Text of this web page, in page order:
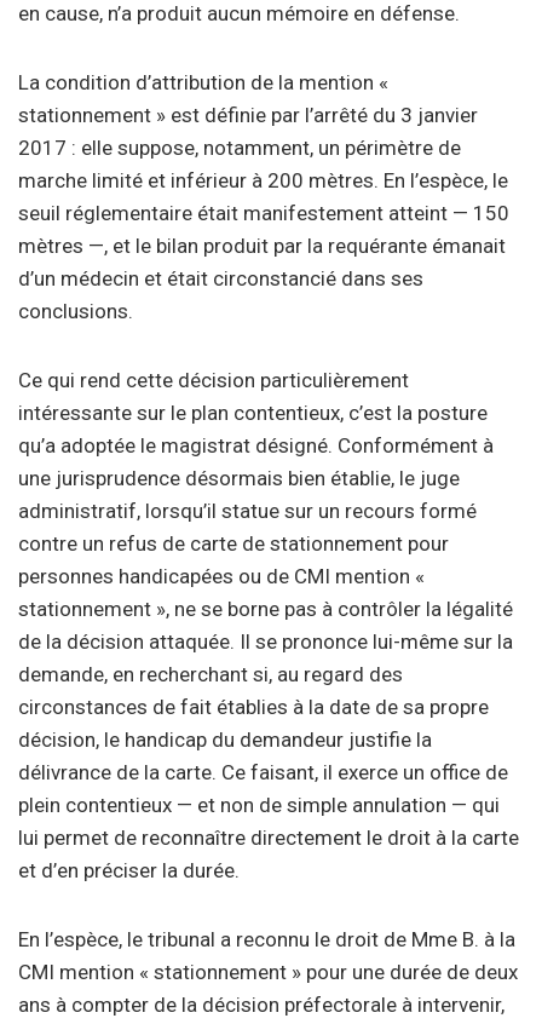
en cause, n’a produit aucun mémoire en défense.
La condition d’attribution de la mention «
stationnement » est définie par l’arrêté du 3 janvier
2017 : elle suppose, notamment, un périmètre de
marche limité et inférieur à 200 mètres. En l’espèce, le
seuil réglementaire était manifestement atteint — 150
mètres —, et le bilan produit par la requérante émanait
d’un médecin et était circonstancié dans ses
conclusions.
Ce qui rend cette décision particulièrement
intéressante sur le plan contentieux, c’est la posture
qu’a adoptée le magistrat désigné. Conformément à
une jurisprudence désormais bien établie, le juge
administratif, lorsqu’il statue sur un recours formé
contre un refus de carte de stationnement pour
personnes handicapées ou de CMI mention «
stationnement », ne se borne pas à contrôler la légalité
de la décision attaquée. Il se prononce lui-même sur la
demande, en recherchant si, au regard des
circonstances de fait établies à la date de sa propre
décision, le handicap du demandeur justifie la
délivrance de la carte. Ce faisant, il exerce un office de
plein contentieux — et non de simple annulation — qui
lui permet de reconnaître directement le droit à la carte
et d’en préciser la durée.
En l’espèce, le tribunal a reconnu le droit de Mme B. à la
CMI mention « stationnement » pour une durée de deux
ans à compter de la décision préfectorale à intervenir,